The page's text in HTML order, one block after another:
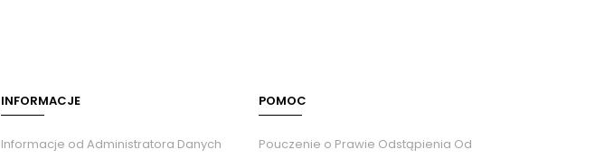
INFORMACJE
Informacje od Administratora Danych
POMOC
Pouczenie o Prawie Odstąpienia Od